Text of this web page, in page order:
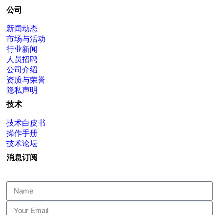
公司
新闻动态
市场与活动
行业新闻
人员招聘
公司介绍
资质与荣誉
隐私声明
技术
技术白皮书
操作手册
技术论坛
消息订阅